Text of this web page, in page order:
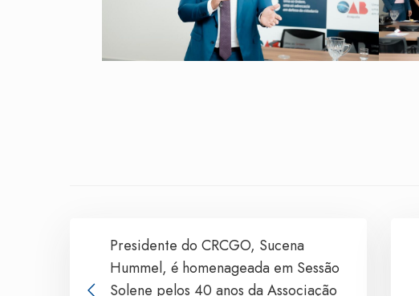
Presidente do CRCGO, Sucena
Hummel, é homenageada em Sessão
Solene pelos 40 anos da Associação